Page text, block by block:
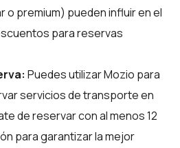
o premium) pueden influir en el
para reservas
Puedes utilizarMozio para
servicios de transporte en
de reservar con al menos 12
para garantizar la mejor